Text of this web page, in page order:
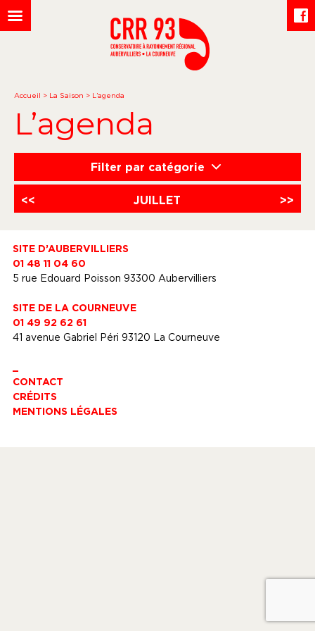
Accueil > La Saison > L’agenda
L’agenda
Filter par catégorie
<< JUILLET >>
SITE D’AUBERVILLIERS
01 48 11 04 60
5 rue Edouard Poisson 93300 Aubervilliers
SITE DE LA COURNEUVE
01 49 92 62 61
41 avenue Gabriel Péri 93120 La Courneuve
CONTACT
CRÉDITS
MENTIONS LÉGALES